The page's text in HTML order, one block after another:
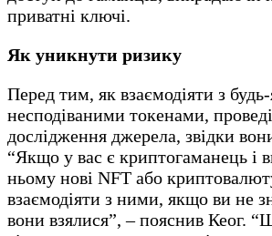
приватні ключі.
Як уникнути ризику
Перед тим, як взаємодіяти з
несподіваними токенами,
дослідження джерела, звідки
“Якщо у вас є криптогаманець і
ньому нові NFT або
взаємодіяти з ними, якщо ви не
вони взялися”, – пояснив Кеог.